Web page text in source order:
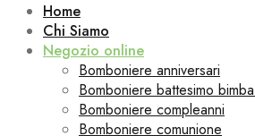
Home
Chi Siamo
Negozio online
Bomboniere anniversari
Bomboniere battesimo
Bomboniere compleanni
Bomboniere comunione